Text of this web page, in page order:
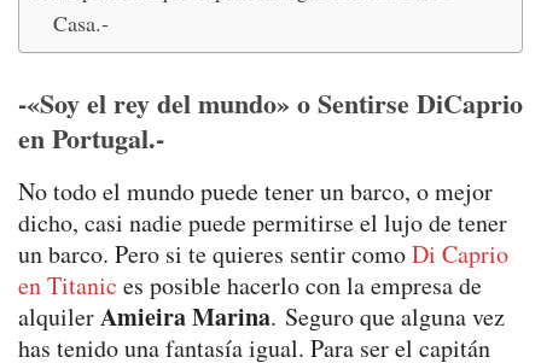
Casa.-
-«Soy el rey del mundo» o Sentirse DiCaprio
en Portugal.-
No todo el mundo puede tener un barco, o mejor
dicho, casi nadie puede permitirse el lujo de tener
un barco. Pero si te quieres sentir comoDi Caprio
en Titanic es posible hacerlo con la empresa de
alquilerAmieira Marina. Seguro que alguna vez
has tenido una fantasía igual. Para ser el capitán